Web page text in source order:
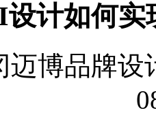
计如何实
迈博品牌设